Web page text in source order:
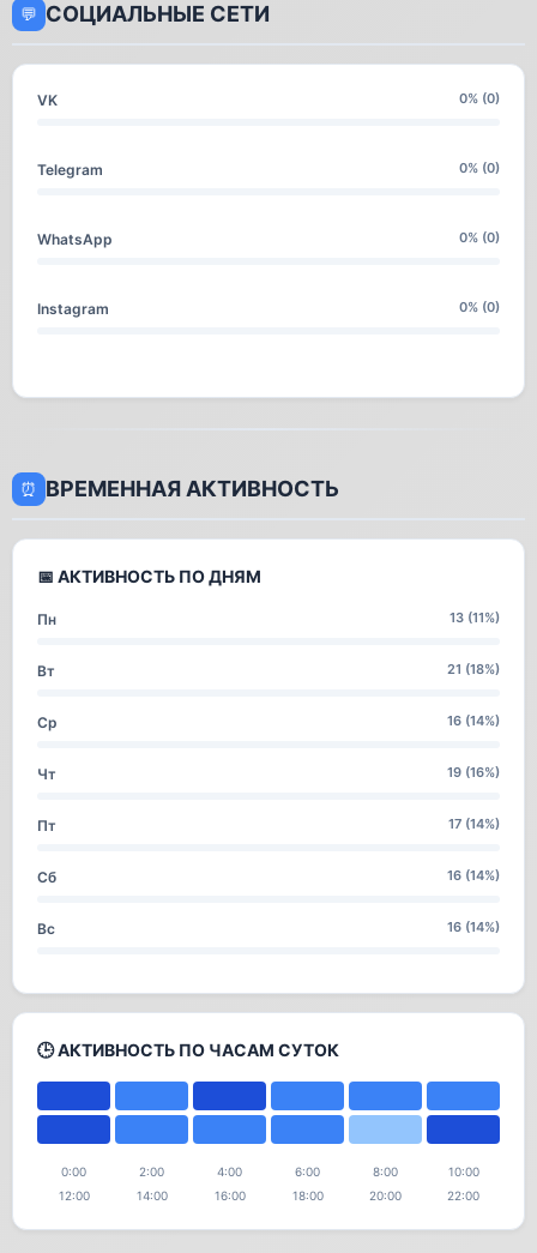
💬 СОЦИАЛЬНЫЕ СЕТИ
VK 0% (0)
Telegram 0% (0)
WhatsApp 0% (0)
Instagram 0% (0)
⏰ ВРЕМЕННАЯ АКТИВНОСТЬ
📅 АКТИВНОСТЬ ПО ДНЯМ
Пн 13 (11%)
Вт 21 (18%)
Ср 16 (14%)
Чт 19 (16%)
Пт 17 (14%)
Сб 16 (14%)
Вс 16 (14%)
🕒 АКТИВНОСТЬ ПО ЧАСАМ СУТОК
0:00 2:00 4:00 6:00 8:00
10:00
12:00
14:00 16:00 18:00 20:00 22:00